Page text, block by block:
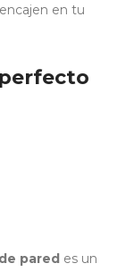
en tu
pared es un